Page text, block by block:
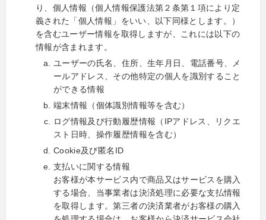
り、個人情報（個人情報保護法第２条第１項により定
義された「個人情報」をいい、以下同様とします。）
を含むユーザー情報を取得しますが、これには以下の
情報が含まれます。
ユーザーの氏名、住所、生年月日、電話番号、メ
ールアドレス、その他特定の個人を識別すること
ができる情報
端末情報（個体識別情報等を含む）
ログ情報及び行動履歴情報（IPアドレス、リクエ
スト日時、操作履歴情報を含む）
Cookie及び匿名ID
支払いに関する情報
お客様が本サービス内で商品又はサービスを購入
する場合、当事業者は決済処理に必要な支払情報
を取得します。第三者の決済業者がお客様の購入